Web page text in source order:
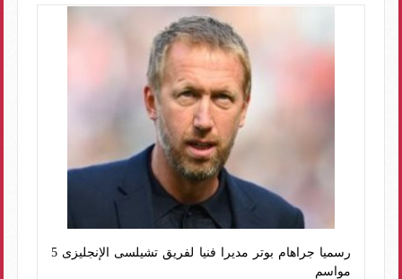
رسميا جراهام بوتر مديرا فنيا لفريق تشيلسى الإنجليزى 5
مواسم